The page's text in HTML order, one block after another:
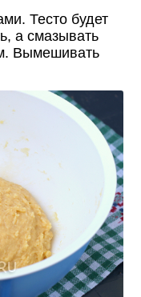
Тесто будет
а смазывать
Вымешивать